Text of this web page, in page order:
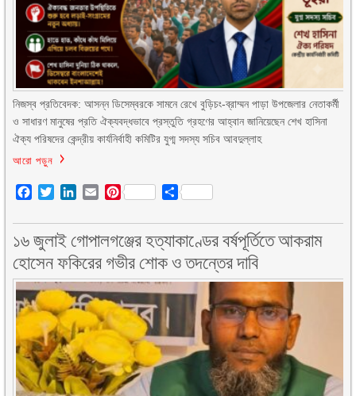
নিজস্ব প্রতিবেদক: আসন্ন ডিসেম্বরকে সামনে রেখে বুড়িচং-ব্রাম্মন পাড়া উপজেলার নেতাকর্মী
ও সাধারণ মানুষের প্রতি ঐক্যবদ্ধভাবে প্রস্তুতি গ্রহণের আহ্বান জানিয়েছেন শেখ হাসিনা
ঐক্য পরিষদের কেন্দ্রীয় কার্যনির্বাহী কমিটির যুগ্ম সদস্য সচিব আবদুল্লাহ
আরো পড়ুন
Facebook
TwitterLinkedIn
EmailPinterest Share
১৬ জুলাই গোপালগঞ্জের হত্যাকাণ্ডের বর্ষপূর্তিতে আকরাম
হোসেন ফকিরের গভীর শোক ও তদন্তের দাবি